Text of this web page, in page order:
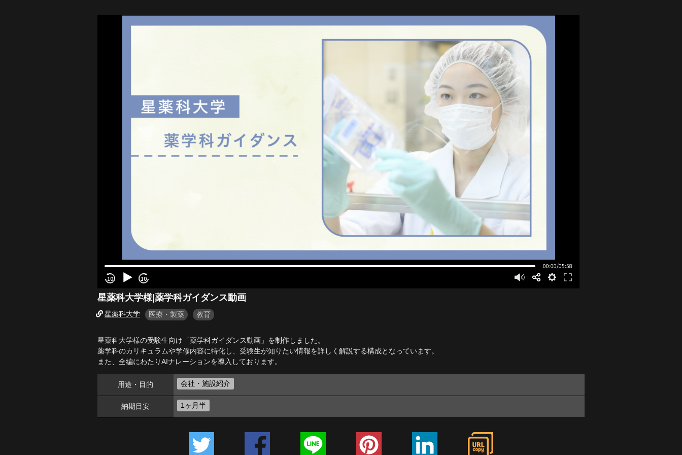
星薬科大学様|薬学科ガイダンス動画
星薬科大学 医療・製薬 教育
星薬科大学様の受験生向け「薬学科ガイダンス動画」を制作しました。
薬学科のカリキュラムや学修内容に特化し、受験生が知りたい情報を詳しく解説する構成となっています。
また、全編にわたりAIナレーションを導入しております。
用途・目的 会社・施設紹介
納期目安 1ヶ月半